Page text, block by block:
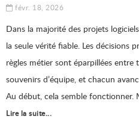
févr. 18, 2026
Dans la majorité des projets
la seule vérité fiable. Les décisions
règles métier sont éparpillées entre
souvenirs d’équipe, et chacun
Au début, cela semble fonctionner.
Lire la suite...